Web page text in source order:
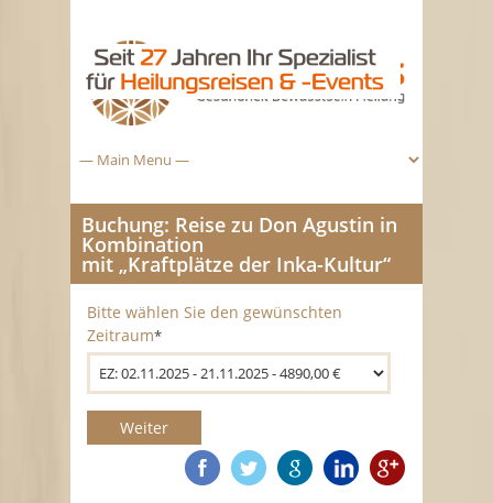
Buchung: Reise zu Don Agustin in
Kombination
mit „Kraftplätze der Inka-Kultur“
Bitte wählen Sie den gewünschten
Zeitraum*
Weiter